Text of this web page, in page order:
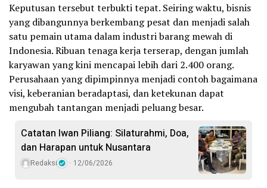
Keputusan tersebut terbukti tepat. Seiring waktu, bisnis
yang dibangunnya berkembang pesat dan menjadi salah
satu pemain utama dalam industri barang mewah di
Indonesia. Ribuan tenaga kerja terserap, dengan jumlah
karyawan yang kini mencapai lebih dari 2.400 orang.
Perusahaan yang dipimpinnya menjadi contoh bagaimana
visi, keberanian beradaptasi, dan ketekunan dapat
mengubah tantangan menjadi peluang besar.
Catatan Iwan Piliang: Silaturahmi, Doa,
dan Harapan untuk Nusantara
Redaksi 12/06/2026